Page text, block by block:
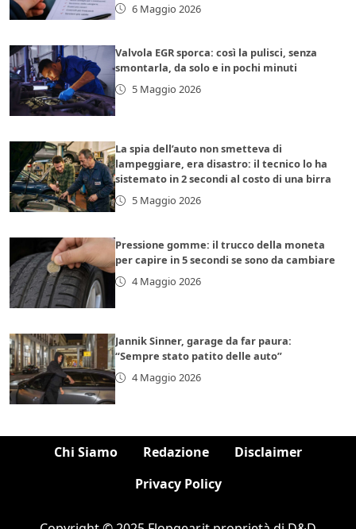
6 Maggio 2026
Valvola EGR sporca: così la pulisci, senza
smontarla, da solo e in pochi minuti
5 Maggio 2026
La spia dell’auto non smetteva di
lampeggiare, era disastro: il tecnico lo ha
sistemato in 2 secondi al costo di una birra
5 Maggio 2026
Pressione gomme: il trucco della moneta
per capire in 5 secondi se sono da cambiare
4 Maggio 2026
Jannik Sinner, garage da far paura:
“Sempre stato patito delle auto”
4 Maggio 2026
Chi Siamo Redazione
Disclaimer
Privacy Policy